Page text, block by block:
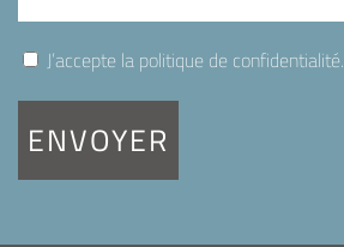
RGPD
(Nécessaire)
J’accepte la politique de confidentialité.